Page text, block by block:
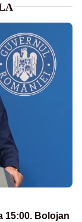
15:00. Bolojan